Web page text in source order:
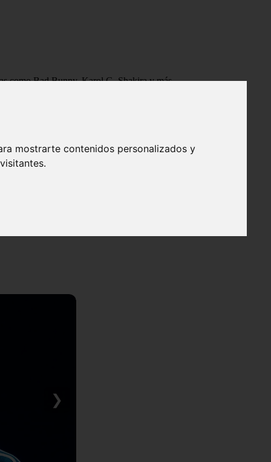
mostrarte contenidos personalizados y
como Bad Bunny, Karol G, Shakira y más.
❯